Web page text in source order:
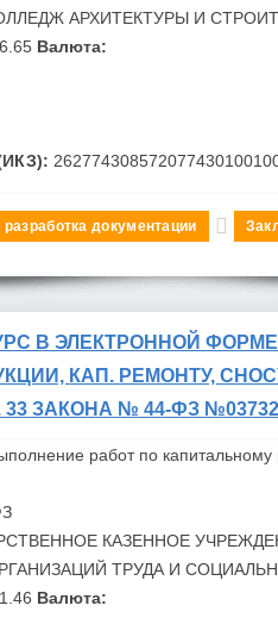
АРХИТЕКТУРЫ И
Валюта:
документации
В ЭЛЕКТРОННОЙ
КАП. РЕМОНТУ,
ЗАКОНА № 44-ФЗ
работ по
КАЗЕННОЕ
ТРУДА И
Валюта: